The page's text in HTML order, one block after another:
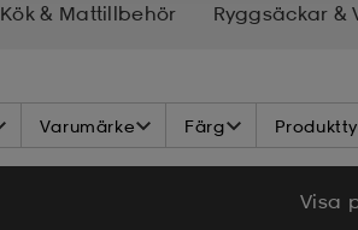
Kök & Mattillbehör Ryggsäckar &
Varumärke Färg
Visa